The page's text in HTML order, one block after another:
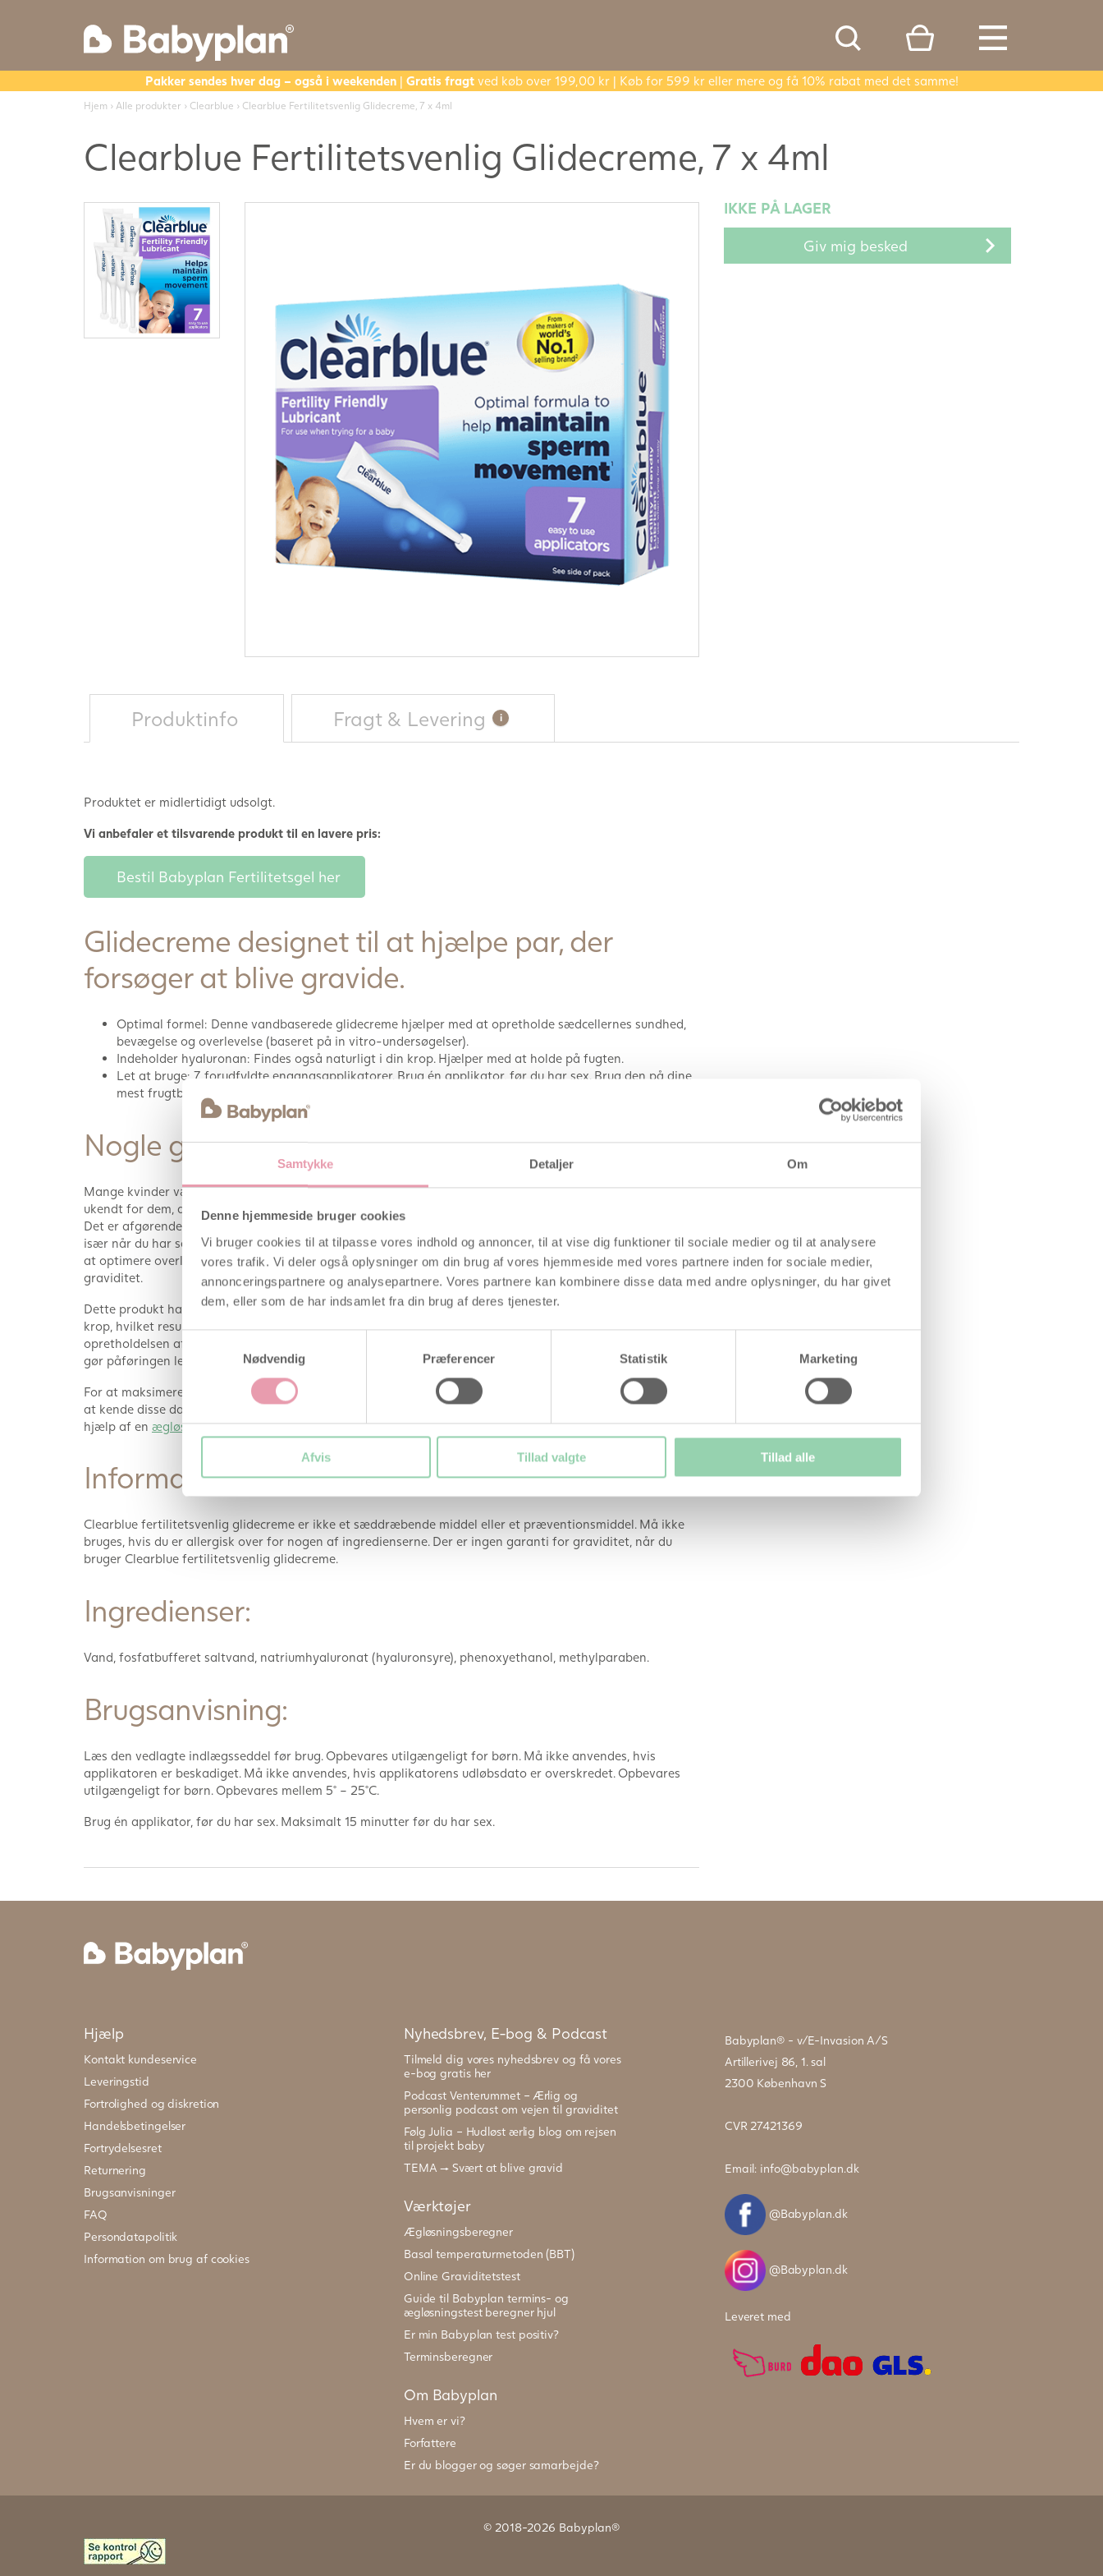
Pakker sendes hver dag – også i weekenden| Gratis fragtved køb over 199,00 kr | Køb for 599 kr eller mere og få 10% rabat med det samme!
Samtykke Detaljer Om
Denne hjemmeside bruger cookies
Vi bruger cookies til at tilpasse vores indhold og annoncer, til at vise dig funktioner til sociale medier og til at analysere
vores trafik. Vi deler også oplysninger om din brug af vores hjemmeside med vores partnere inden for sociale medier,
annonceringspartnere og analysepartnere. Vores partnere kan kombinere disse data med andre oplysninger, du har givet
dem, eller som de har indsamlet fra din brug af deres tjenester.
Samtykkevalg
Nødvendig
Præferencer Statistik Marketing
Afvis Tillad valgte Tillad alle
Hjem › Alle produkter › Clearblue › Clearblue Fertilitetsvenlig Glidecreme, 7 x 4ml
Clearblue Fertilitetsvenlig Glidecreme, 7 x 4ml
IKKE PÅ LAGER
Produktinfo Fragt & Levering
Produktet er midlertidigt udsolgt.
Vi anbefaler et tilsvarende produkt til en lavere pris:
Bestil Babyplan Fertilitetsgel her
Glidecreme designet til at hjælpe par, der
forsøger at blive gravide.
Optimal formel: Denne vandbaserede glidecreme hjælper med at opretholde sædcellernes sundhed,
bevægelse og overlevelse (baseret på in vitro-undersøgelser).
Indeholder hyaluronan: Findes også naturligt i din krop. Hjælper med at holde på fugten.
Let at bruge: 7 forudfyldte engangsapplikatorer. Brug én applikator, før du har sex. Brug den på dine
mest frugtbare dage for at opnå de bedste resultater.
Nogle glidecremer kan skade sædcellerne
Mange kvinder vælger at anvende glidecreme for at gøre det behageligt under samleje, men det er ofte
ukendt for dem, at almindelig glidecreme kan have en negativ indvirkning på sædcellernes bevægelighed.
Det er afgørende at benytte en gel, der specifikt er udviklet til at fremme det rette miljø for sædcellerne,
især når du har samleje i dine frugtbare dage. Clearblue Fertilitetsvenlige Glidecreme er skabt med fokus på
at optimere overlevelsesforholdene for sædceller og er derfor ideel til par, der aktivt forsøger at opnå
graviditet.
Dette produkt har en let konsistens, der er pH-balanceret og skabt til at samarbejde harmonisk med din
krop, hvilket resulterer i både komfort og smidig smøring. Dets formel er udviklet til at støtte
opretholdelsen af sædcellernes levedygtighed og bevægelighed. Produktet leveres i praktiske tuber, hvilket
gør påføringen let og bekvem.
For at maksimere dine chancer for graviditet, især når du har samleje på dine frugtbare dage, er det vigtigt
at kende disse dage præcist. En pålidelig og enkel metode til at identificere dine frugtbare dage er ved
hjælp af en ægløsningstest.
Information om sikkerhed:
Clearblue fertilitetsvenlig glidecreme er ikke et sæddræbende middel eller et præventionsmiddel. Må ikke
bruges, hvis du er allergisk over for nogen af ingredienserne. Der er ingen garanti for graviditet, når du
bruger Clearblue fertilitetsvenlig glidecreme.
Ingredienser:
Vand, fosfatbufferet saltvand, natriumhyaluronat (hyaluronsyre), phenoxyethanol, methylparaben.
Brugsanvisning:
Læs den vedlagte indlægsseddel før brug. Opbevares utilgængeligt for børn. Må ikke anvendes, hvis
applikatoren er beskadiget. Må ikke anvendes, hvis applikatorens udløbsdato er overskredet. Opbevares
utilgængeligt for børn. Opbevares mellem 5° – 25°C.
Brug én applikator, før du har sex. Maksimalt 15 minutter før du har sex.
Hjælp
Kontakt kundeservice
Leveringstid
Fortrolighed og diskretion
Handelsbetingelser
Fortrydelsesret
Returnering
Brugsanvisninger
FAQ
Persondatapolitik
Information om brug af cookies
Nyhedsbrev, E-bog & Podcast
Tilmeld dig vores nyhedsbrev og få vores
e-bog gratis her
Podcast Venterummet – Ærlig og
personlig podcast om vejen til graviditet
Følg Julia – Hudløst ærlig blog om rejsen
til projekt baby
TEMA → Svært at blive gravid
Værktøjer
Ægløsningsberegner
Basal temperaturmetoden (BBT)
Online Graviditetstest
Guide til Babyplan termins- og
ægløsningstest beregner hjul
Er min Babyplan test positiv?
Terminsberegner
Om Babyplan
Hvem er vi?
Forfattere
Er du blogger og søger samarbejde?
Babyplan® - v/E-Invasion A/S
Artillerivej 86, 1. sal
2300 København S
CVR 27421369
Email: info@babyplan.dk
@Babyplan.dk
@Babyplan.dk
Leveret med
© 2018-2026 Babyplan®